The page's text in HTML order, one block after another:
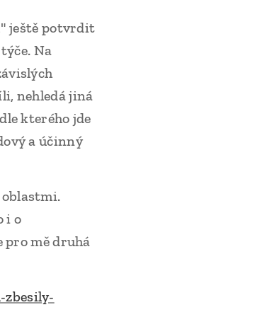
ještě potvrdit
Na
nehledá jiná
kterého jde
a účinný
i o
pro mě druhá